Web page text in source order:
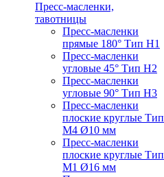
Пресс-масленки,
тавотницы
Пресс-масленки
прямые 180° Тип H1
Пресс-масленки
угловые 45° Тип H2
Пресс-масленки
угловые 90° Тип H3
Пресс-масленки
плоские круглые Тип
M4 Ø10 мм
Пресс-масленки
плоские круглые Тип
M1 Ø16 мм